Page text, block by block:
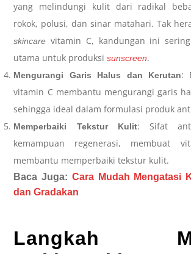
yang melindungi kulit dari radikal
rokok, polusi, dan sinar matahari. Tak
skincarevitamin C, kandungan ini
utama untuk produksisunscreen.
Mengurangi Garis Halus dan Kerutan:
vitamin C membantu mengurangi garis
sehingga ideal dalam formulasi produk
Memperbaiki Tekstur Kulit: Sifat
kemampuan regenerasi, membuat
membantu memperbaiki tekstur kulit.
Baca Juga: Cara Mudah Mengatasi
dan Gradakan
Langkah